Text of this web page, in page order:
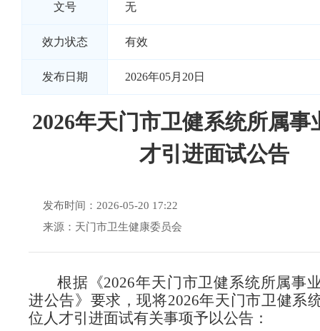
文号 无
效力状态 有效
发布日期 2026年05月20日
2026年天门市卫健系统所属事
才引进面试公告
发布时间：2026-05-20 17:22
来源：天门市卫生健康委员会
根据《2026年天门市卫健系统所属事
进公告》要求，现将2026年天门市卫健系
位人才引进面试有关事项予以公告：